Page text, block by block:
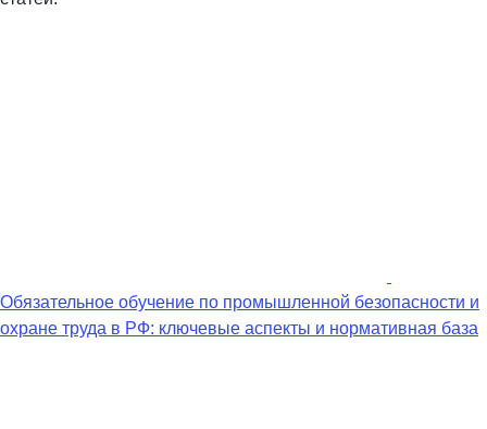
Обязательное обучение по промышленной безопасности и
охране труда в РФ: ключевые аспекты и нормативная база